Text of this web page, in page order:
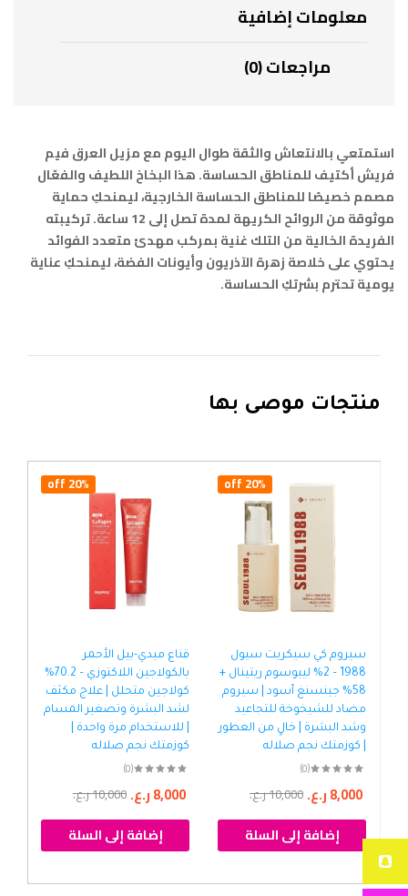
معلومات إضافية
مراجعات (0)
استمتعي بالانتعاش والثقة طوال اليوم مع مزيل العرق فيم
فريش أكتيف للمناطق الحساسة. هذا البخاخ اللطيف والفعّال
مصمم خصيصًا للمناطق الحساسة الخارجية، ليمنحكِ حماية
موثوقة من الروائح الكريهة لمدة تصل إلى 12 ساعة. تركيبته
الفريدة الخالية من التلك غنية بمركب مهدئ متعدد الفوائد
يحتوي على خلاصة زهرة الآذريون وأيونات الفضة، ليمنحكِ عناية
يومية تحترم بشرتكِ الحساسة.
منتجات موصى بها
20% off
سيروم كي سيكريت سيول
1988 – 2% ليبوسوم ريتينال +
58% جينسنغ أسود | سيروم
مضاد للشيخوخة للتجاعيد
وشد البشرة | خالٍ من العطور
| كوزمتك نجم صلاله
(0)
10,000ر.ع. 8,000ر.ع.
إضافة إلى السلة
20% off
قناع ميدي-بيل الأحمر
بالكولاجين اللاكتوزي – 70.2%
كولاجين متحلل | علاج مكثف
لشد البشرة وتصغير المسام
| للاستخدام مرة واحدة |
كوزمتك نجم صلاله
(0)
10,000ر.ع. 8,000ر.ع.
إضافة إلى السلة